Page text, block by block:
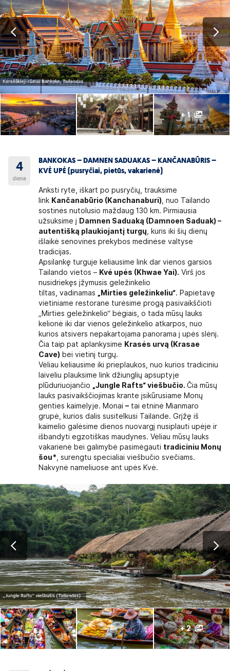
+ 1
4
diena
BANKOKAS – DAMNEN SADUAKAS – KANČANABŪRIS –
KVĖ UPĖ (pusryčiai, pietūs, vakarienė)
Anksti ryte, iškart po pusryčių, trauksime
link Kančanabūrio (Kanchanaburi) , nuo Tailando
sostinės nutolusio maždaug 130 km. Pirmiausia
užsuksime į Damnen Saduaką (Damnoen Saduak) –
autentišką plaukiojantį turgų , kuris iki šių dienų
išlaikė senovines prekybos medinėse valtyse
tradicijas.
Apsilankę turguje keliausime link dar vienos garsios
Tailando vietos – Kvė upės (Khwae Yai). Virš jos
nusidriekęs įžymusis geležinkelio
tiltas, vadinamas
„Mirties geležinkeliu“. Papietavę
vietiniame restorane turėsime progą pasivaikščioti
„Mirties geležinkelio“ bėgiais, o tada mūsų lauks
kelionė iki dar vienos geležinkelio atkarpos, nuo
kurios atsivers nepakartojama panorama į upės slėnį.
Čia taip pat aplankysime Krasės urvą (Krasae
Cave) bei vietinį turgų.
Vėliau keliausime iki prieplaukos, nuo kurios tradiciniu
laiveliu plauksime link džiunglių apsuptyje
plūduriuojančio
„Jungle Rafts“ viešbučio.Čia mūsų
lauks pasivaikščiojimas krante įsikūrusiame Monų
genties kaimelyje. Monai– tai etninė Mianmaro
grupė, kurios dalis susitelkusi Tailande. Grįžę iš
kaimelio galėsime dienos nuovargį nusiplauti upėje ir
išbandyti egzotiškas maudynes. Vėliau mūsų lauks
vakarienė bei galimybė pasimėgauti tradiciniu Monų
šou* , surengtu specialiai viešbučio svečiams.
Nakvynė nameliuose ant upės Kvė.
+ 2